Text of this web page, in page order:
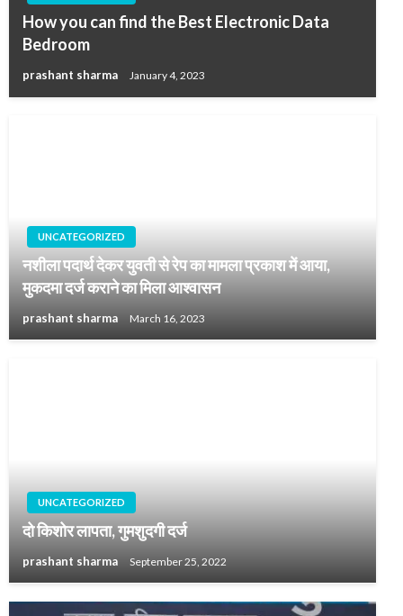
How you can find the Best Electronic Data
Bedroom
prashant sharma January 4, 2023
UNCATEGORIZED
नशीला पदार्थ देकर युवती से रेप का मामला प्रकाश में आया,
मुकदमा दर्ज कराने का मिला आश्वासन
prashant sharma March 16, 2023
UNCATEGORIZED
दो किशोर लापता, गुमशुदगी दर्ज
prashant sharma September 25, 2022